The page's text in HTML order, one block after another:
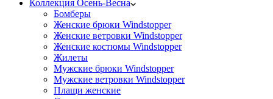
Коллекция Осень-Весна
Бомберы
Женские брюки Windstopper
Женские ветровки Windstopper
Женские костюмы Windstopper
Жилеты
Мужские брюки Windstopper
Мужские ветровки Windstopper
Плащи женские